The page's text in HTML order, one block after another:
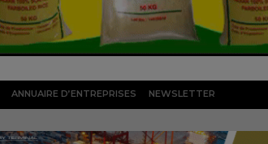
ANNUAIRE D’ENTREPRISES NEWSLETTER